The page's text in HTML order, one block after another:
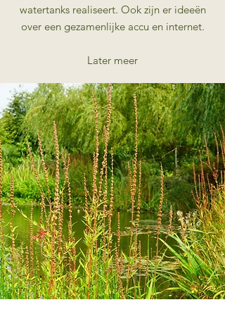
watertanks realiseert. Ook zijn er ideeën
over een gezamenlijke accu en internet.
Later meer